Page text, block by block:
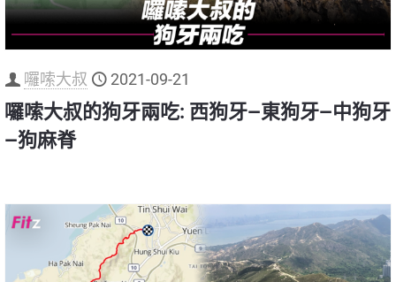
囉嗦大叔 2021-09-21
囉嗦大叔的狗牙兩吃: 西狗牙—東狗牙—中狗牙
—狗麻脊